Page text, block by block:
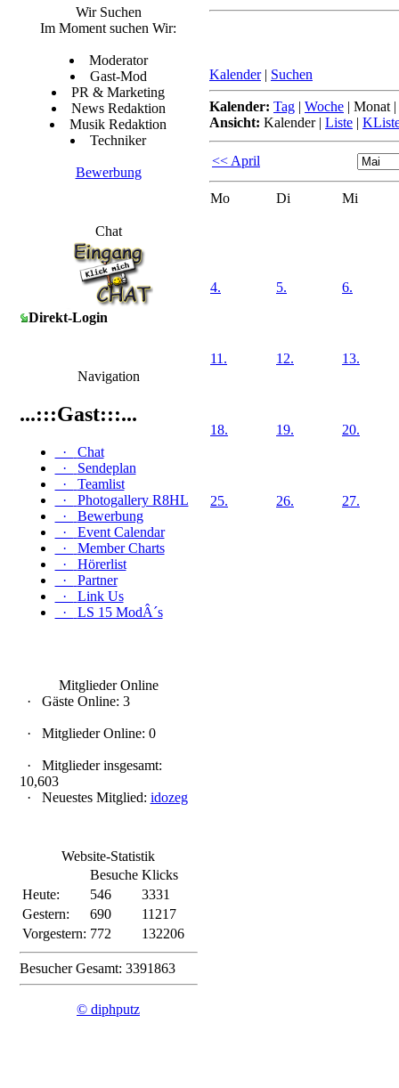
Wir Suchen
Im Moment suchen Wir:
Moderator
Gast-Mod
PR & Marketing
News Redaktion
Musik Redaktion
Techniker
Bewerbung
Chat
Direkt-Login
Navigation
...:::Gast:::...
·
Chat
·
Sendeplan
·
Teamlist
·
Photogallery R8HL
·
Bewerbung
·
Event Calendar
·
Member Charts
·
Hörerlist
·
Partner
·
Link Us
·
LS 15 ModÂ´s
Mitglieder Online
·
Gäste Online: 3
· Mitglieder Online: 0
·
Mitglieder insgesamt:
10,603
·
Neuestes Mitglied: idozeg
Website-Statistik
Besuche Klicks
Heute:
546
3331
Gestern:
690
11217
Vorgestern: 772 132206
Besucher Gesamt: 3391863
© diphputz
Kalender | Suchen
Kalender: Tag | Woche | Monat |
Ansicht: Kalender| Liste |
<< April
Mo Di Mi
4. 5. 6.
11. 12. 13.
18. 19. 20.
25. 26. 27.